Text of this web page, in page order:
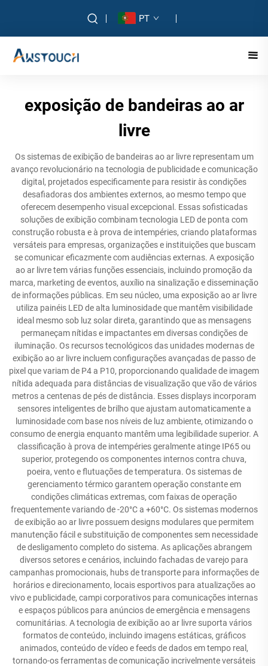
PT
exposição de bandeiras ao ar
livre
Os sistemas de exibição de bandeiras ao ar livre representam um
avanço revolucionário na tecnologia de publicidade e comunicação
digital, projetados especificamente para resistir às condições
desafiadoras dos ambientes externos, ao mesmo tempo que
oferecem desempenho visual excepcional. Essas sofisticadas
soluções de exibição combinam tecnologia LED de ponta com
construção robusta e à prova de intempéries, criando plataformas
versáteis para empresas, organizações e instituições que buscam
se comunicar eficazmente com audiências externas. A exposição
ao ar livre tem várias funções essenciais, incluindo promoção da
marca, marketing de eventos, auxílio na sinalização e disseminação
de informações públicas. Em seu núcleo, uma exposição ao ar livre
utiliza painéis LED de alta luminosidade que mantêm visibilidade
ideal mesmo sob luz solar direta, garantindo que as mensagens
permaneçam nítidas e impactantes em diversas condições de
iluminação. Os recursos tecnológicos das unidades modernas de
exibição ao ar livre incluem configurações avançadas de passo de
pixel que variam de P4 a P10, proporcionando qualidade de imagem
nítida adequada para distâncias de visualização que vão de vários
metros a centenas de pés de distância. Esses displays incorporam
sensores inteligentes de brilho que ajustam automaticamente a
luminosidade com base nos níveis de luz ambiente, otimizando o
consumo de energia enquanto mantêm uma legibilidade superior. A
classificação à prova de intempéries geralmente atinge IP65 ou
superior, protegendo os componentes internos contra chuva,
poeira, vento e flutuações de temperatura. Os sistemas de
gerenciamento térmico garantem operação constante em
condições climáticas extremas, com faixas de operação
frequentemente variando de -20°C a +60°C. Os sistemas modernos
de exibição ao ar livre possuem designs modulares que permitem
manutenção fácil e substituição de componentes sem necessidade
de desligamento completo do sistema. As aplicações abrangem
diversos setores e cenários, incluindo fachadas de varejo para
campanhas promocionais, hubs de transporte para informações de
horários e direcionamento, locais esportivos para atualizações ao
vivo e publicidade, campi corporativos para comunicações internas
e espaços públicos para anúncios de emergência e mensagens
comunitárias. A tecnologia de exibição ao ar livre suporta vários
formatos de conteúdo, incluindo imagens estáticas, gráficos
animados, conteúdo de vídeo e feeds de dados em tempo real,
tornando-os ferramentas de comunicação incrivelmente versáteis